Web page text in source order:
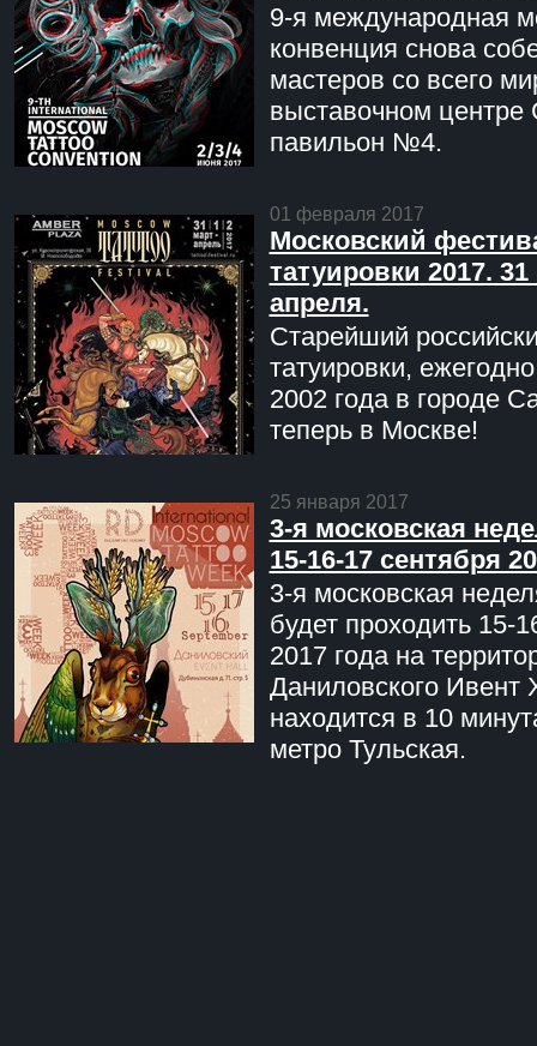
9-я международная
конвенция снова
мастеров со всего
выставочном центре
павильон №4.
01 февраля 2017
Московский
татуировки 2017. 31
апреля.
Старейший
татуировки,
2002 года в городе
теперь в Москве!
25 января 2017
3-я московская
15-16-17 сентября
3-я московская
будет проходить 15-
2017 года на
Даниловского Ивент
находится в 10
метро Тульская.